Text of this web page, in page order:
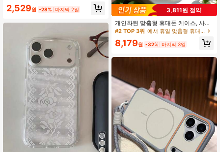
고 스타일리시한 보호 커버, 걸, 생일,
2,529원 -28% 마지막 2일
3,811원 절약
개인화된 맞춤형 휴대폰 케이스, 사진
아크릴 패널, 맞춤형 반려동물 사진,
레이저 각인 카드, 발렌타인데이 선물,
친구/여자친구 선물, 가족/친구 선물,
#2 TOP 3위
에서 휴일 맞춤형 휴대폰 케이스
높은 재방문 고객
#2 TOP 3위
에서 휴일 맞춤형 휴대폰 케이스
높은 재방문 고객
#2 TOP 3위
에서 휴일 맞춤형 휴대폰 케이스
높은 재방문 고객
#2 TOP 3위
에서 휴일 맞춤형 휴대폰 케이스
높은 재방문 고객
8,179원 -32% 마지막 3일